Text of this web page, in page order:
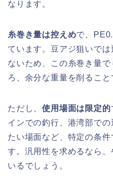
なります。
糸巻き量は控えめで、
ています。豆アジ狙いで
ないため、この糸巻き量
ろ、余分な重量を削ること
ただし、使用場面は限定的
インでの釣行、港湾部で
たい場面など、特定の条
す。汎用性を求めるなら
いるでしょう。